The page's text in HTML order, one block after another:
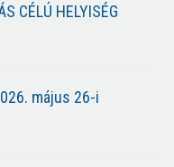
CÉLÚ HELYISÉG
május 26-i